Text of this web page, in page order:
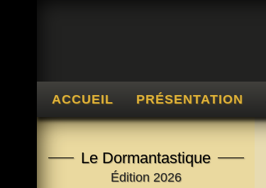
ACCUEIL PRÉSENTATION
Le Dormantastique
Édition 2026